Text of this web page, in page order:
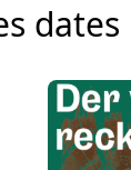
dates